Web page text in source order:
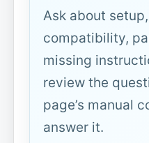
Ask about
compatibility,
missing
review the
page’s manual
answer it.